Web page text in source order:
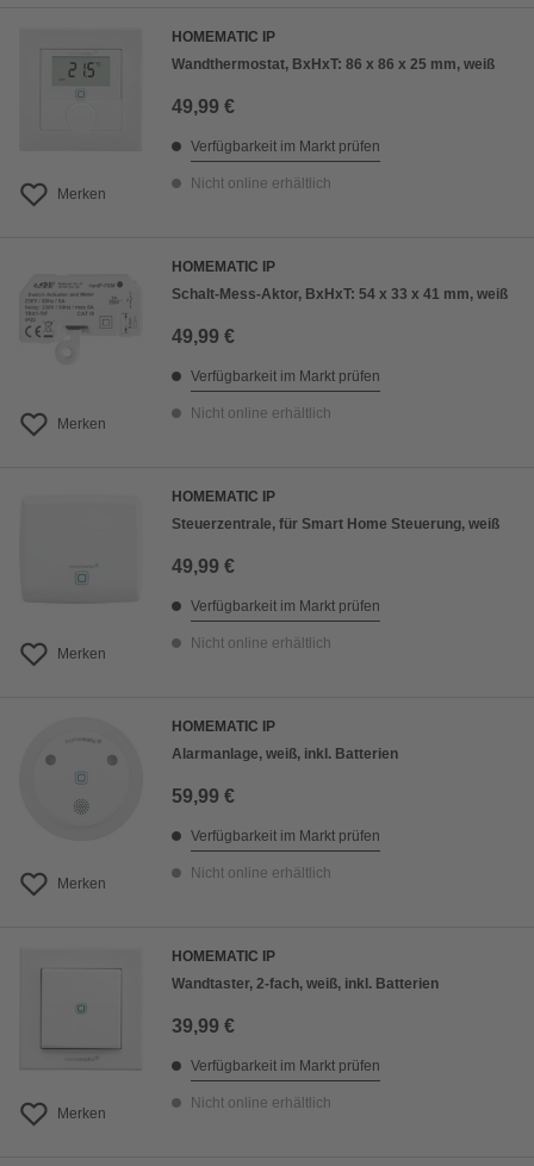
Merken
HOMEMATIC IP
Wandthermostat, BxHxT: 86 x 86 x 25 mm, weiß
49,99 €
Verfügbarkeit im Markt prüfen
Nicht online erhältlich
Merken
HOMEMATIC IP
Schalt-Mess-Aktor, BxHxT: 54 x 33 x 41 mm, weiß
49,99 €
Verfügbarkeit im Markt prüfen
Nicht online erhältlich
Merken
HOMEMATIC IP
Steuerzentrale, für Smart Home Steuerung, weiß
49,99 €
Verfügbarkeit im Markt prüfen
Nicht online erhältlich
Merken
HOMEMATIC IP
Alarmanlage, weiß, inkl. Batterien
59,99 €
Verfügbarkeit im Markt prüfen
Nicht online erhältlich
Merken
HOMEMATIC IP
Wandtaster, 2-fach, weiß, inkl. Batterien
39,99 €
Verfügbarkeit im Markt prüfen
Nicht online erhältlich